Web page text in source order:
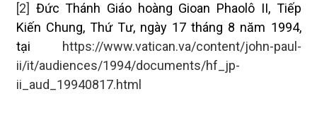
[2] Đức Thánh Giáo hoàng Gioan Phaolô II, Tiếp
Kiến Chung, Thứ Tư, ngày 17 tháng 8 năm 1994,
tại
https://www.vatican.va/content/john-paul-
ii/it/audiences/1994/documents/hf_jp-
ii_aud_19940817.html